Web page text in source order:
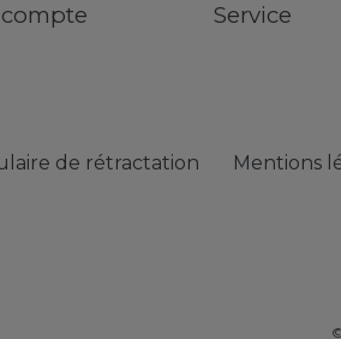
Service
de rétractation Mentions